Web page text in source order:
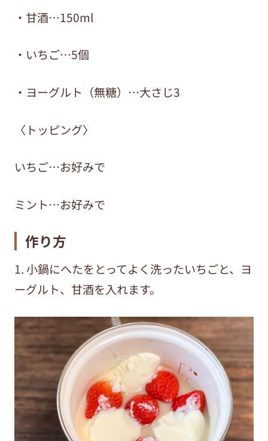
・甘酒…150ml
・いちご…5個
・ヨーグルト（無糖）…大さじ3
〈トッピング〉
いちご…お好みで
ミント…お好みで
作り方
1. 小鍋にへたをとってよく洗ったいちごと、ヨ
ーグルト、甘酒を入れます。